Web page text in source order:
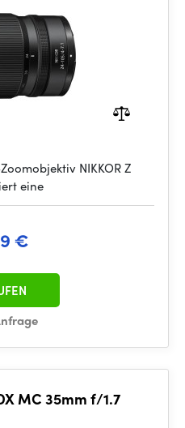
NIKKOR Z
eine
€
MC 35mm f/1.7